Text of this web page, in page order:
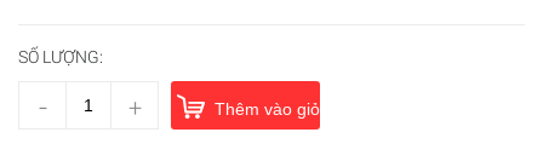
SỐ LƯỢNG:
- + Thêm vào giỏ hàng